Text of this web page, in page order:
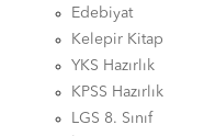
Edebiyat
Kelepir Kitap
YKS Hazırlık
KPSS Hazırlık
LGS 8. Sınıf